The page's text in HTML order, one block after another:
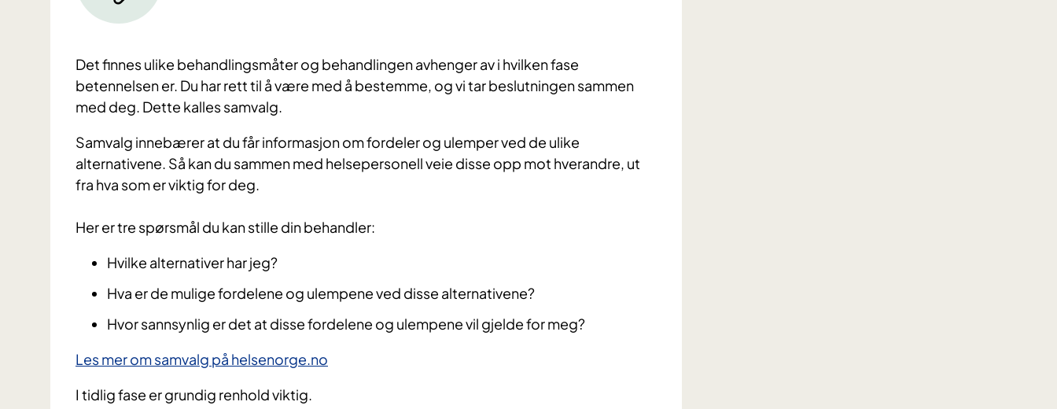
Det finnes ulike behandlingsmåter og behandlingen avhenger av i hvilken fase
betennelsen er. Du har rett til å være med å bestemme, og vi tar beslutningen sammen
med deg. Dette kalles samvalg.
​Samvalg innebærer at du får informasjon om fordeler og ulemper ved de ulike
alternativene. Så kan du sammen med helsepersonell veie disse opp mot hverandre, ut
fra hva som er viktig for deg.
Her er tre spørsmål du kan stille din behandler:
Hvilke alternativer har jeg?
Hva er de mulige fordelene og ulempene ved disse alternativene?
Hvor sannsynlig er det at disse fordelene og ulempene vil gjelde for meg?​
Les mer om samvalg på helsenorge.no​
I tidlig fase er grundig renhold viktig.